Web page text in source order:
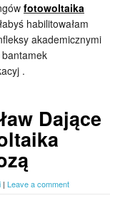
fotowoltaika
habilitowałam
akademicznymi
.
Dające
| Leave a comment